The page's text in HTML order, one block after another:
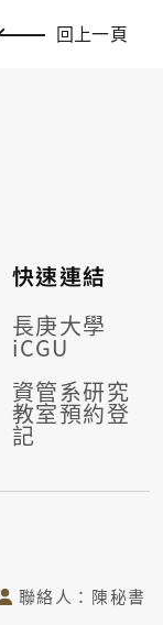
回上一頁
快速連結
長庚大學
iCGU
資管系研究
教室預約登
記
聯絡人：陳秘書